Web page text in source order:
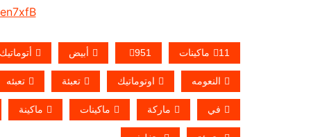
11ماكينات 951 أبيض أتوماتيك
النعومه اوتوماتيك تعبئة تعبئه
في ماركة ماكينات ماكينة